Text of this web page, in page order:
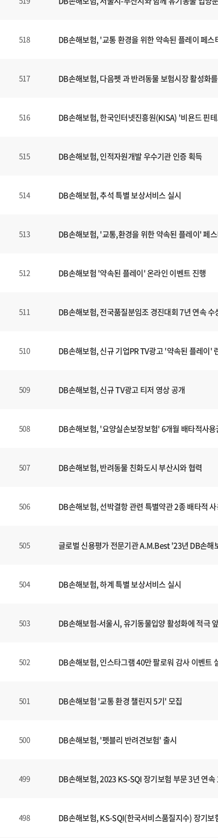
518 DB손해보험, '교통 환경을 위한 약속된 플레이 페
517 DB손해보험, 다음펫 과 반려동물 보험시장 활성화
516 DB손해보험, 한국인터넷진흥원(KISA) '비욘드 핀
515 DB손해보험, 인적자원개발 우수기관 인증 획득
514 DB손해보험, 추석 특별 보상서비스 실시
513 DB손해보험, '교통,환경을 위한 약속된 플레이' 페
512 DB손해보험 '약속된 플레이' 온라인 이벤트 진행
511 DB손해보험, 전국품질분임조 경진대회 7년 연속 수
510 DB손해보험, 신규 기업PR TV광고 '약속된 플레이'
509 DB손해보험, 신규 TV광고 티저 영상 공개
508 DB손해보험, '요양실손보장보험' 6개월 배타적사용
507 DB손해보험, 반려동물 친화도시 부산시와 협력
506 DB손해보험, 선박결항 관련 특별약관 2종 배타적
505 글로벌 신용평가 전문기관 A.M.Best '23년 DB손
504 DB손해보험, 하계 특별 보상서비스 실시
503 DB손해보험-서울시, 유기동물입양 활성화에 적극
502 DB손해보험, 인스타그램 40만 팔로워 감사 이벤트
501 DB손해보험 '교통 환경 챌린지 5기' 모집
500 DB손해보험, '펫블리 반려견보험' 출시
499 DB손해보험, 2023 KS-SQI 장기보험 부문 3년 연속
498 DB손해보험, KS-SQI(한국서비스품질지수) 장기보